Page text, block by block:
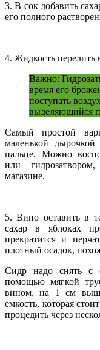
3. В сок добавить
его полного
4. Жидкость перелить
Важно:
время его
поступать
выделяющийся
Самый простой
маленькой
пальце. Можно
или
магазине.
5. Вино оставить в
сахар в яблоках
прекратится и
плотный осадок,
Сидр надо снять с
помощью мягкой
вином, на 1 см
емкость, которая
процедить через